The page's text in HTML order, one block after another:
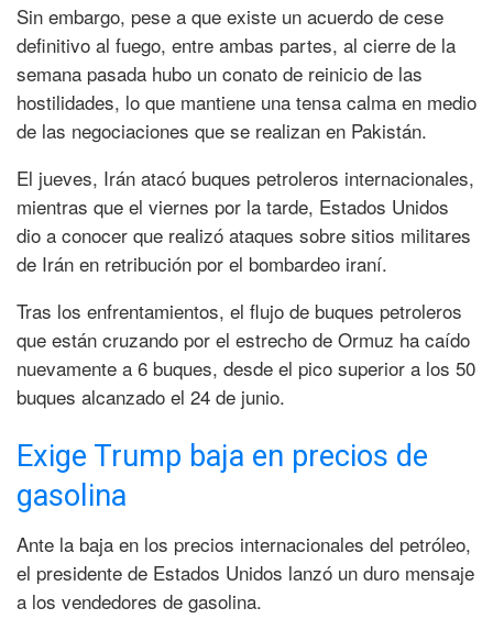
Sin embargo, pese a que existe un acuerdo de cese
definitivo al fuego, entre ambas partes, al cierre de la
semana pasada hubo un conato de reinicio de las
hostilidades, lo que mantiene una tensa calma en medio
de las negociaciones que se realizan en Pakistán.
El jueves, Irán atacó buques petroleros internacionales,
mientras que el viernes por la tarde, Estados Unidos
dio a conocer que realizó ataques sobre sitios militares
de Irán en retribución por el bombardeo iraní.
Tras los enfrentamientos, el flujo de buques petroleros
que están cruzando por el estrecho de Ormuz ha caído
nuevamente a 6 buques, desde el pico superior a los 50
buques alcanzado el 24 de junio.
Exige Trump baja en precios de
gasolina
Ante la baja en los precios internacionales del petróleo,
el presidente de Estados Unidos lanzó un duro mensaje
a los vendedores de gasolina.